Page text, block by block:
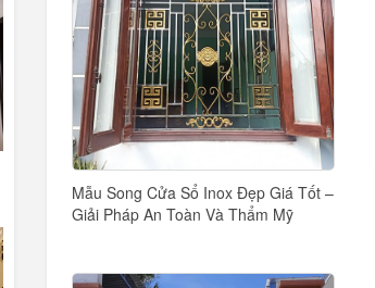
Mẫu Song Cửa Sổ Inox Đẹp Giá Tốt –
Giải Pháp An Toàn Và Thẩm Mỹ